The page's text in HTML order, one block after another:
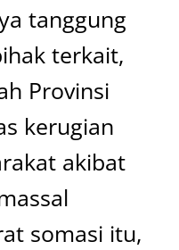
tanggung
terkait,
Provinsi
kerugian
akibat
somasi itu,